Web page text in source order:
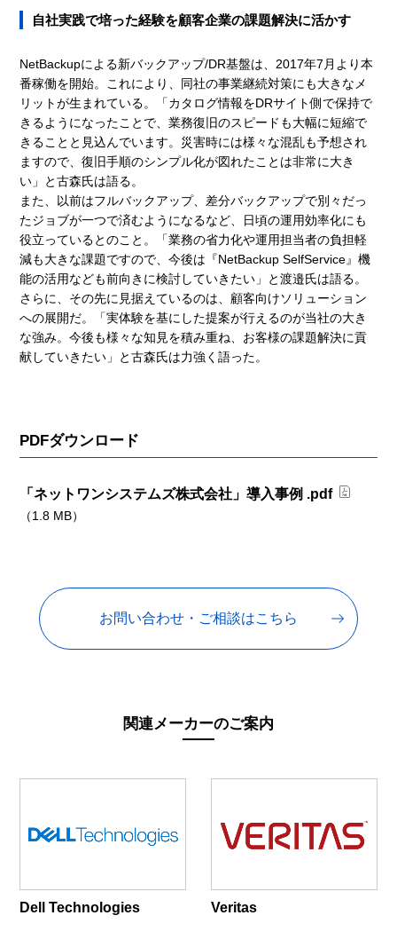
自社実践で培った経験を顧客企業の課題解決に活かす
NetBackupによる新バックアップ/DR基盤は、2017年7月より本
番稼働を開始。これにより、同社の事業継続対策にも大きなメ
リットが生まれている。「カタログ情報をDRサイト側で保持で
きるようになったことで、業務復旧のスピードも大幅に短縮で
きることと見込んでいます。災害時には様々な混乱も予想され
ますので、復旧手順のシンプル化が図れたことは非常に大き
い」と古森氏は語る。
また、以前はフルバックアップ、差分バックアップで別々だっ
たジョブが一つで済むようになるなど、日頃の運用効率化にも
役立っているとのこと。「業務の省力化や運用担当者の負担軽
減も大きな課題ですので、今後は『NetBackup SelfService』機
能の活用なども前向きに検討していきたい」と渡邉氏は語る。
さらに、その先に見据えているのは、顧客向けソリューション
への展開だ。「実体験を基にした提案が行えるのが当社の大き
な強み。今後も様々な知見を積み重ね、お客様の課題解決に貢
献していきたい」と古森氏は力強く語った。
PDFダウンロード
「ネットワンシステムズ株式会社」導入事例 .pdf
（1.8 MB）
お問い合わせ・ご相談はこちら
関連メーカーのご案内
Dell Technologies Veritas